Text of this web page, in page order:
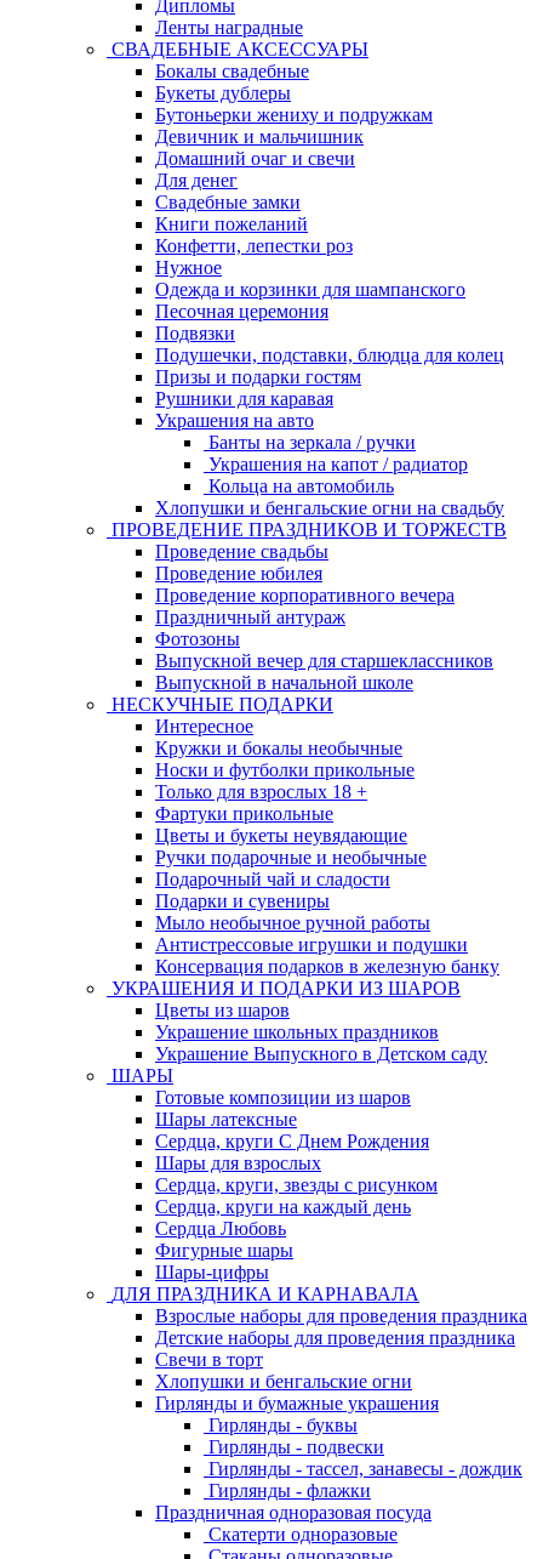
Дипломы
Ленты наградные
СВАДЕБНЫЕ АКСЕССУАРЫ
Бокалы свадебные
Букеты дублеры
Бутоньерки жениху и подружкам
Девичник и мальчишник
Домашний очаг и свечи
Для денег
Свадебные замки
Книги пожеланий
Конфетти, лепестки роз
Нужное
Одежда и корзинки для шампанского
Песочная церемония
Подвязки
Подушечки, подставки, блюдца для колец
Призы и подарки гостям
Рушники для каравая
Украшения на авто
Банты на зеркала / ручки
Украшения на капот / радиатор
Кольца на автомобиль
Хлопушки и бенгальские огни на свадьбу
ПРОВЕДЕНИЕ ПРАЗДНИКОВ И ТОРЖЕСТВ
Проведение свадьбы
Проведение юбилея
Проведение корпоративного вечера
Праздничный антураж
Фотозоны
Выпускной вечер для старшеклассников
Выпускной в начальной школе
НЕСКУЧНЫЕ ПОДАРКИ
Интересное
Кружки и бокалы необычные
Носки и футболки прикольные
Только для взрослых 18 +
Фартуки прикольные
Цветы и букеты неувядающие
Ручки подарочные и необычные
Подарочный чай и сладости
Подарки и сувениры
Мыло необычное ручной работы
Антистрессовые игрушки и подушки
Консервация подарков в железную банку
УКРАШЕНИЯ И ПОДАРКИ ИЗ ШАРОВ
Цветы из шаров
Украшение школьных праздников
Украшение Выпускного в Детском саду
ШАРЫ
Готовые композиции из шаров
Шары латексные
Сердца, круги С Днем Рождения
Шары для взрослых
Сердца, круги, звезды с рисунком
Сердца, круги на каждый день
Сердца Любовь
Фигурные шары
Шары-цифры
ДЛЯ ПРАЗДНИКА И КАРНАВАЛА
Взрослые наборы для проведения праздника
Детские наборы для проведения праздника
Свечи в торт
Хлопушки и бенгальские огни
Гирлянды и бумажные украшения
Гирлянды - буквы
Гирлянды - подвески
Гирлянды - тассел, занавесы - дождик
Гирлянды - флажки
Праздничная одноразовая посуда
Скатерти одноразовые